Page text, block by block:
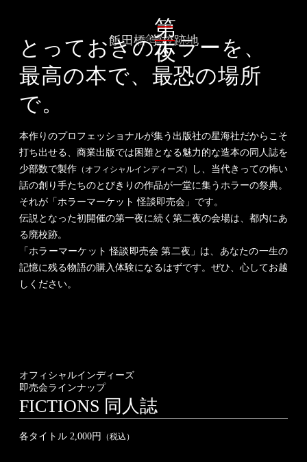
二
夜
会場
飯田橋 学校跡地
とっておきのホラーを、
最高の本で、 最恐の場所
で。
本作りのプロフェッショナルが集う出版社の星海社だからこそ
打ち出せる、商業出版では困難となる魅力的な造本の同人誌を
少部数で製作 （オフィシャルインディーズ）
し、当代きっての怖い
話の創り手たちのとびきりの作品が一堂に集うホラーの祭典。
それが「ホラーマーケット 怪談即売会」です。
伝説となった初開催の第一夜に続く第二夜の会場は、都内にあ
る廃校跡。
「ホラーマーケット 怪談即売会 第二夜」は、あなたの一生の
記憶に残る物語の購入体験になるはずです。ぜひ、心してお越
しください。
オフィシャルインディーズ
即売会ラインナップ
FICTIONS 同人誌
各タイトル 2,000円 （税込）